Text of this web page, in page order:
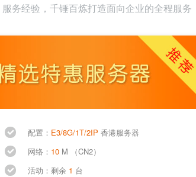
务经验，千锤百炼打造面向企业的全程服务
配置： E3/8G/1T/2IP 香港服务器
网络： 10 M （CN2）
活动：剩余 1 台